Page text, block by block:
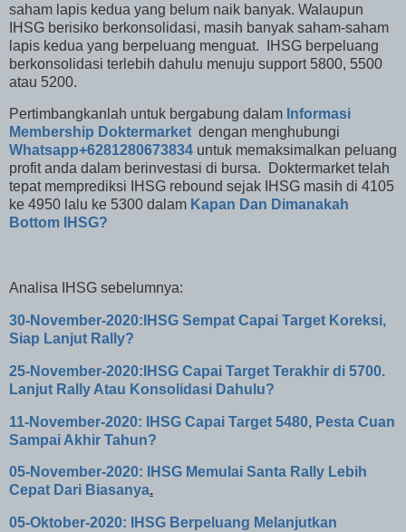
saham lapis kedua yang belum naik banyak. Walaupun
IHSG berisiko berkonsolidasi, masih banyak saham-saham
lapis kedua yang berpeluang menguat.
IHSG berpeluang
berkonsolidasi terlebih dahulu menuju support 5800, 5500
atau 5200.
Pertimbangkanlah untuk bergabung dalam Informasi
Membership Doktermarket dengan menghubungi
Whatsapp+6281280673834 untuk memaksimalkan peluang
profit anda dalam berinvestasi di bursa.
Doktermarket telah
tepat memprediksi IHSG rebound sejak IHSG masih di 4105
ke 4950 lalu ke 5300 dalam Kapan Dan Dimanakah
Bottom IHSG?
Analisa IHSG sebelumnya:
30-November-2020:IHSG Sempat Capai Target Koreksi,
Siap Lanjut Rally?
25-November-2020:IHSG Capai Target Terakhir di 5700.
Lanjut Rally Atau Konsolidasi Dahulu?
11-November-2020: IHSG Capai Target 5480, Pesta Cuan
Sampai Akhir Tahun?
05-November-2020: IHSG Memulai Santa Rally Lebih
Cepat Dari Biasanya.
05-Oktober-2020: IHSG Berpeluang Melanjutkan